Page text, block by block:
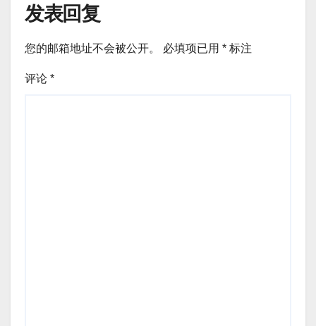
发表回复
您的邮箱地址不会被公开。 必填项已用 * 标注
评论 *